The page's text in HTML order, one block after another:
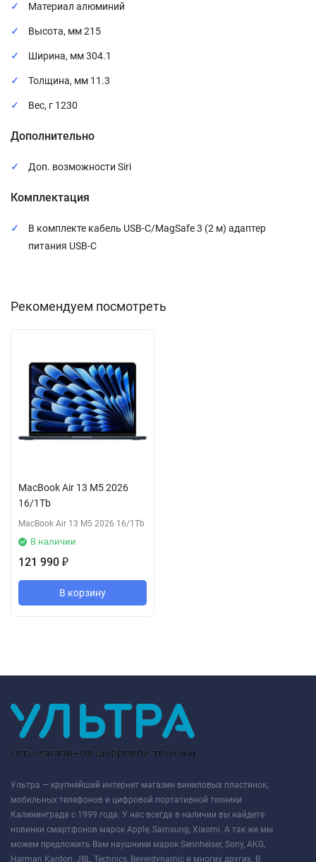
Материал алюминий
Высота, мм 215
Ширина, мм 304.1
Толщина, мм 11.3
Вес, г 1230
Дополнительно
Доп. возможности Siri
Комплектация
В комплекте кабель USB-C/MagSafe 3 (2 м) адаптер
питания USB-C
Рекомендуем посмотреть
MacBook Air 13 M5 2026
16/1Tb
MacBook Air 13 M5 2026 16/1Tb
В наличии
121 990 ₽
В корзину
Ультра — крупнейший интернет магазин виниловых пластинок,
мобильных телефонов и цифровой портативной техники
Калининграда с 1999 года. У нас всегда в наличии вы найдете
новинки смартфонов марок Apple, Samsung, Xiaomi. А так же мы
можем предложить Вам наушники марок Sennheiser, Sony, AKG,
Harman Kardon, JBL, Technics, Beyerdynamic и многих других. В